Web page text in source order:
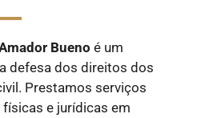
Bueno é um
defesa dos direitos dos
Prestamos serviços
e jurídicas em